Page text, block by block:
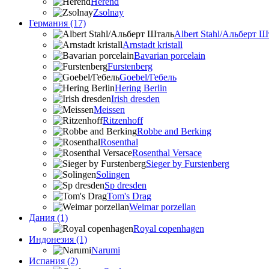
Zsolnay
Германия (17)
Albert Stahl/Альбеpт
Arnstadt kristall
Bavarian porcelain
Furstenberg
Goebel/Гебель
Hering Berlin
Irish dresden
Meissen
Ritzenhoff
Robbe and Berking
Rosenthal
Rosenthal Versace
Sieger by Furstenberg
Solingen
Sp dresden
Tom's Drag
Weimar porzellan
Дания (1)
Royal copenhagen
Индонезия (1)
Narumi
Испания (2)